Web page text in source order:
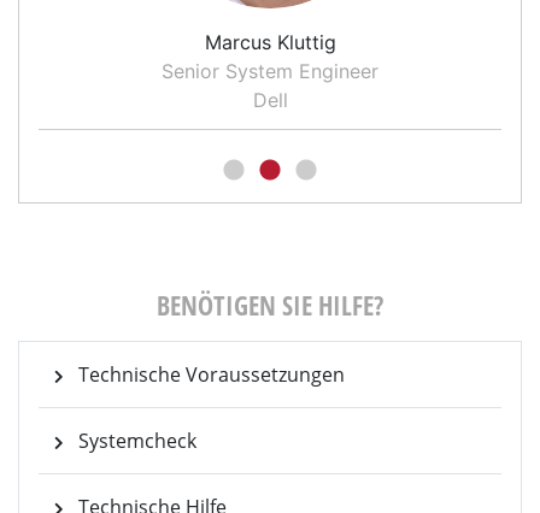
Marcus Kluttig
Senior System Engineer
Dell
BENÖTIGEN SIE HILFE?
Technische Voraussetzungen
Systemcheck
Technische Hilfe